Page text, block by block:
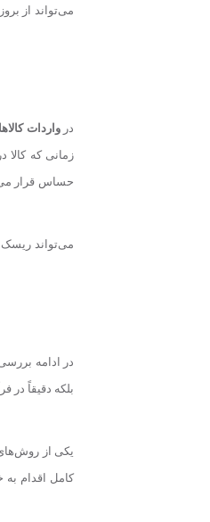
درواردات
حساس قرار
در ادامه
یکی از
کامل اقدام